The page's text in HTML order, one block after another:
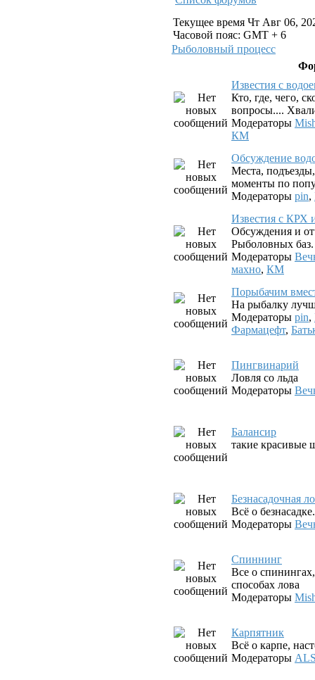
Текущее время Чт Авг 06,
Часовой пояс: GMT + 6
Рыболовный процесс
Известия с
Кто, где, чего,
вопросы....
Модераторы
КМ
Обсуждение
Места,
моменты по
Модераторы pin,
Известия с КРХ
Обсуждения и
Рыболовных баз.
Модераторы
махно, КМ
Порыбачим
На рыбалку
Модераторы pin,
Фармацефт,
Пингвинарий
Ловля со льда
Модераторы
Балансир
такие красивые
Безнасадочная
Всё о
Модераторы
Спиннинг
Все о
способах лова
Модераторы
Карпятник
Всё о карпе,
Модераторы